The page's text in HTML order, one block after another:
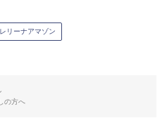
リーナアマゾン
の方へ